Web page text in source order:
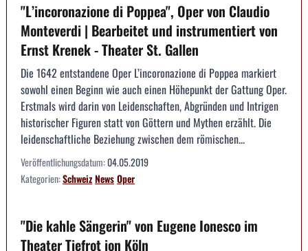
"L’incoronazione di Poppea", Oper von Claudio
Monteverdi | Bearbeitet und instrumentiert von
Ernst Krenek - Theater St. Gallen
Die 1642 entstandene Oper L’incoronazione di Poppea markiert
sowohl einen Beginn wie auch einen Höhepunkt der Gattung Oper.
Erstmals wird darin von Leidenschaften, Abgründen und Intrigen
historischer Figuren statt von Göttern und Mythen erzählt. Die
leidenschaftliche Beziehung zwischen dem römischen...
Veröffentlichungsdatum:04.05.2019
Kategorien:SchweizNewsOper
"Die kahle Sängerin" von Eugene Ionesco im
Theater Tiefrot ion Köln